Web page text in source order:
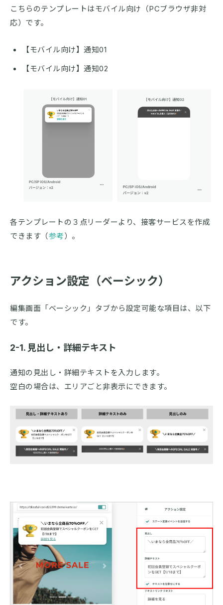
こちらのテンプレートはモバイル向け（PCブラウザ非対
応）です。
【モバイル向け】通知01
【モバイル向け】通知02
各テンプレートの３点リーダーより、接客サービスを作成
できます（参考）。
アクション設定（ベーシック）
編集画面「ベーシック」タブから設定可能な項目は、以下
です。
2-1. 見出し・詳細テキスト
通知の見出し・詳細テキストを入力します。
空白の場合は、エリアごと非表示にできます。